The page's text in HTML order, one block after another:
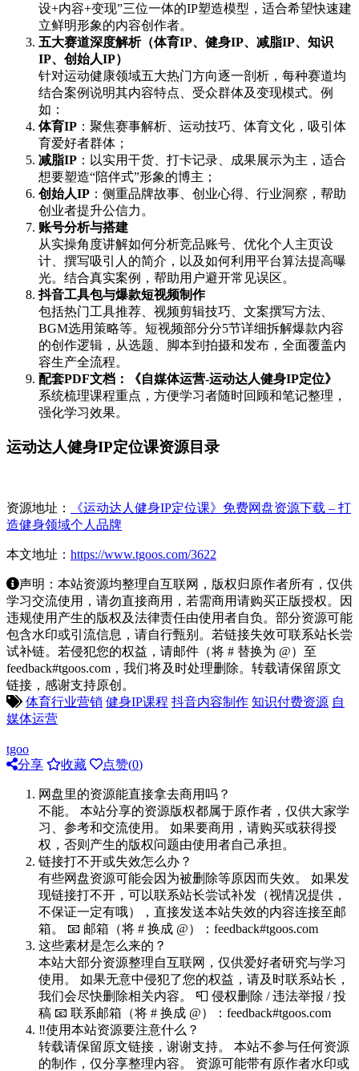
设+内容+变现”三位一体的IP塑造模型，适合希望快速建
立鲜明形象的内容创作者。
五大赛道深度解析（体育IP、健身IP、减脂IP、知识
IP、创始人IP）
针对运动健康领域五大热门方向逐一剖析，每种赛道均
结合案例说明其内容特点、受众群体及变现模式。例
如：
体育IP ：聚焦赛事解析、运动技巧、体育文化，吸引体
育爱好者群体；
减脂IP ：以实用干货、打卡记录、成果展示为主，适合
想要塑造“陪伴式”形象的博主；
创始人IP ：侧重品牌故事、创业心得、行业洞察，帮助
创业者提升公信力。
账号分析与搭建
从实操角度讲解如何分析竞品账号、优化个人主页设
计、撰写吸引人的简介，以及如何利用平台算法提高曝
光。结合真实案例，帮助用户避开常见误区。
抖音工具包与爆款短视频制作
包括热门工具推荐、视频剪辑技巧、文案撰写方法、
BGM选用策略等。短视频部分分5节详细拆解爆款内容
的创作逻辑，从选题、脚本到拍摄和发布，全面覆盖内
容生产全流程。
配套PDF文档：《自媒体运营-运动达人健身IP定位》
系统梳理课程重点，方便学习者随时回顾和笔记整理，
强化学习效果。
运动达人健身IP定位课资源目录
资源地址：
《运动达人健身IP定位课》免费网盘资源下载 – 打
造健身领域个人品牌
本文地址： https://www.tgoos.com/3622
声明：本站资源均整理自互联网，版权归原作者所有，仅供
学习交流使用，请勿直接商用，若需商用请购买正版授权。因
违规使用产生的版权及法律责任由使用者自负。部分资源可能
包含水印或引流信息，请自行甄别。若链接失效可联系站长尝
试补链。若侵犯您的权益，请邮件（将 # 替换为 @）至
feedback#tgoos.com，我们将及时处理删除。转载请保留原文
链接，感谢支持原创。
体育行业营销 健身IP课程 抖音内容制作 知识付费资源 自
媒体运营
tgoo
分享
收藏 点赞(0)
网盘里的资源能直接拿去商用吗？
不能。 本站分享的资源版权都属于原作者，仅供大家学
习、参考和交流使用。 如果要商用，请购买或获得授
权，否则产生的版权问题由使用者自己承担。
链接打不开或失效怎么办？
有些网盘资源可能会因为被删除等原因而失效。 如果发
现链接打不开，可以联系站长尝试补发（视情况提供，
不保证一定有哦），直接发送本站失效的内容连接至邮
箱。 📧 邮箱（将 # 换成 @）：feedback#tgoos.com
这些素材是怎么来的？
本站大部分资源整理自互联网，仅供爱好者研究与学习
使用。 如果无意中侵犯了您的权益，请及时联系站长，
我们会尽快删除相关内容。 📮 侵权删除 / 违法举报 / 投
稿 📧 联系邮箱（将 # 换成 @）：feedback#tgoos.com
‼️使用本站资源要注意什么？
转载请保留原文链接，谢谢支持。 本站不参与任何资源
的制作，仅分享整理内容。 资源可能带有原作者水印或